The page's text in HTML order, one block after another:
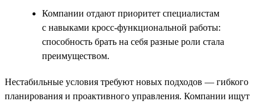
Компании отдают приоритет специалистам
с навыками кросс-функциональной работы:
способность брать на себя разные роли стала
преимуществом.
Нестабильные условия требуют новых подходов — гибкого
планирования и проактивного управления. Компании ищут